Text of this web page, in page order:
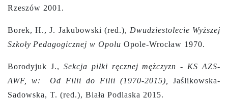
Rzeszów 2001.
Borek, H., J. Jakubowski (red.), Dwudziestolecie Wyższej
Szkoły Pedagogicznej w Opolu Opole-Wrocław 1970.
Borodyjuk J., Sekcja piłki ręcznej mężczyzn - KS AZS-
AWF, w: Od Filii do Filii (1970-2015),
Jaślikowska-
Sadowska, T. (red.), Biała Podlaska 2015.